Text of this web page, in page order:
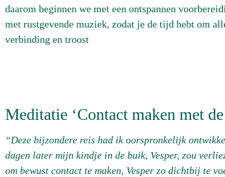
daarom beginnen we met een ontspannen
met rustgevende muziek, zodat je de tijd hebt om
verbinding en troost
Meditatie ‘Contact maken met
“Deze bijzondere reis had ik oorspronkelijk
dagen later mijn kindje in de buik, Vesper, zou
om bewust contact te maken, Vesper zo dichtbij te